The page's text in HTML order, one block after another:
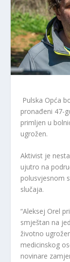
Pulska Opća
pronađeni 47-
primljen u
ugrožen.
Aktivist je
ujutro na
polusvjesnom
slučaja.
“Aleksej Orel
smještan na
životno
medicinskog
novinare